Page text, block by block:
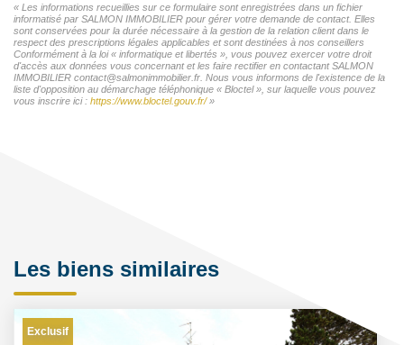
« Les informations recueillies sur ce formulaire sont enregistrées dans un fichier
informatisé par SALMON IMMOBILIER pour gérer votre demande de contact. Elles
sont conservées pour la durée nécessaire à la gestion de la relation client dans le
respect des prescriptions légales applicables et sont destinées à nos conseillers
Conformément à la loi « informatique et libertés », vous pouvez exercer votre droit
d'accès aux données vous concernant et les faire rectifier en contactant SALMON
IMMOBILIER contact@salmonimmobilier.fr. Nous vous informons de l'existence de la
liste d'opposition au démarchage téléphonique « Bloctel », sur laquelle vous pouvez
vous inscrire ici : https://www.bloctel.gouv.fr/»
Les biens similaires
Exclusif